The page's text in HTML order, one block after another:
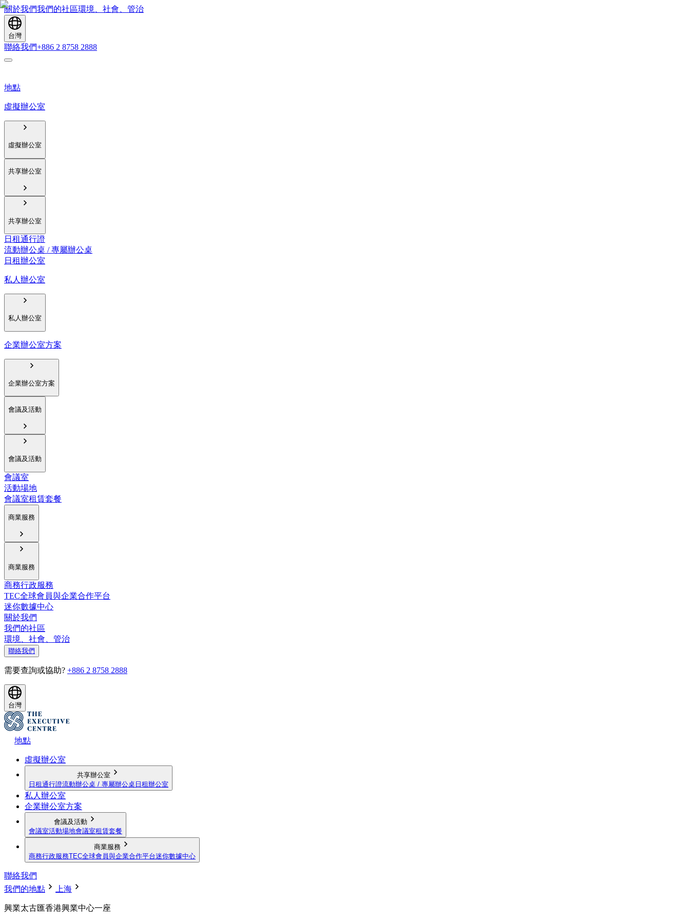
關於我們我們的社區環境、社會、管治
台灣
聯絡我們+886 2 8758 2888
地點
虛擬辦公室
虛擬辦公室
共享辦公室
共享辦公室
日租通行證
流動辦公桌 / 專屬辦公桌
日租辦公室
私人辦公室
私人辦公室
企業辦公室方案
企業辦公室方案
會議及活動
會議及活動
會議室
活動場地
會議室租賃套餐
商業服務
商業服務
商務行政服務
TEC全球會員與企業合作平台
迷你數據中心
關於我們
我們的社區
環境、社會、管治
聯絡我們
需要查詢或協助? +886 2 8758 2888
台灣
地點
虛擬辦公室
共享辦公室
日租通行證流動辦公桌 / 專屬辦公桌 日租辦公室
私人辦公室
企業辦公室方案
會議及活動
會議室活動場地會議室租賃套餐
商業服務
商務行政服務TEC全球會員與企業合作平台迷你數據中心
聯絡我們
我們的地點
上海
興業太古匯香港興業中心一座